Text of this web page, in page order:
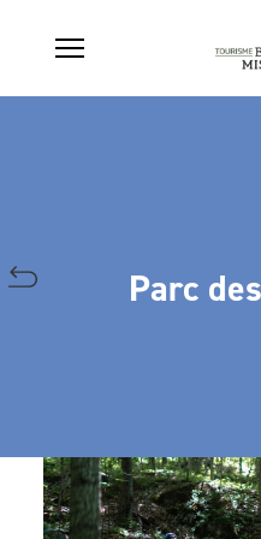
Parc